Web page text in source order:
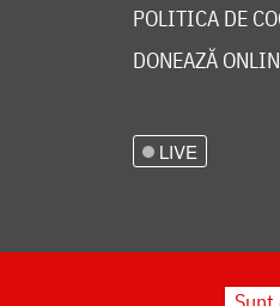
POLITICA DE
DONEAZĂ
LIVE